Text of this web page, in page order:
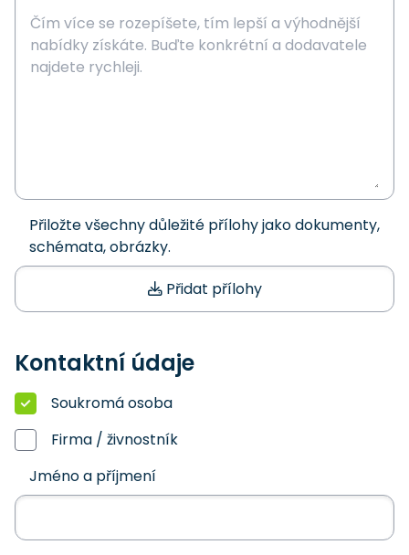
Přiložte všechny důležité přílohy jako dokumenty,
schémata, obrázky.
Přidat přílohy
Kontaktní údaje
Soukromá osoba
Firma / živnostník
Jméno a příjmení